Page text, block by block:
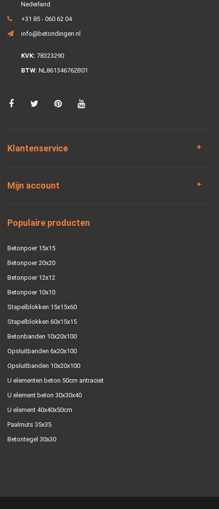
Nederland
+31 85 - 060 62 04
info@betondingen.nl
KVK: 78323290
BTW: NL861346762B01
Klantenservice
Mijn account
Populaire producten
Betonpoer 15x15
Betonpoer 20x20
Betonpoer 12x12
Betonpoer 10x10
Stapelblokken 15x15x60
Stapelblokken 60x15x15
Betonbanden 10x20x100
Opsluitbanden 6x20x100
Opsluitbanden 10x20x100
U elementen beton 50cm antraciet
U element beton 30x30x40
U element 40x40x50cm
Paalmuts 35x35
Betontegel 30x30